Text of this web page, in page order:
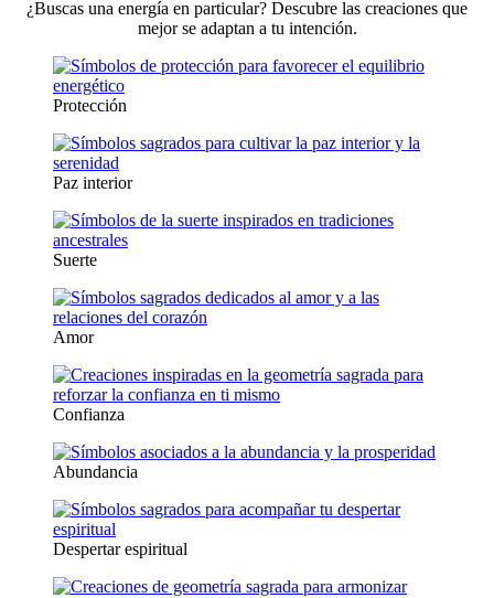
¿Buscas una energía en particular? Descubre las creaciones que
mejor se adaptan a tu intención.
Protección
Paz interior
Suerte
Amor
Confianza
Abundancia
Despertar espiritual